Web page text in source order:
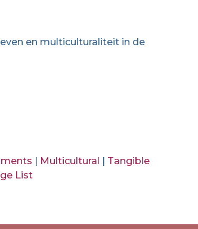
en multiculturaliteit in de
Multicultural
Tangible
List